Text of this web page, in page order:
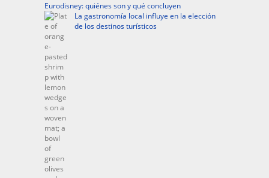
Eurodisney: quiénes son y qué concluyen
La gastronomía local influye en la elección
de los destinos turísticos